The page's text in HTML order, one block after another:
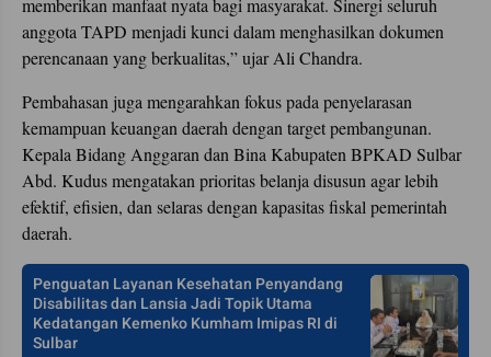
memberikan manfaat nyata bagi masyarakat. Sinergi seluruh
anggota TAPD menjadi kunci dalam menghasilkan dokumen
perencanaan yang berkualitas,” ujar Ali Chandra.
Pembahasan juga mengarahkan fokus pada penyelarasan
kemampuan keuangan daerah dengan target pembangunan.
Kepala Bidang Anggaran dan Bina Kabupaten BPKAD Sulbar
Abd. Kudus mengatakan prioritas belanja disusun agar lebih
efektif, efisien, dan selaras dengan kapasitas fiskal pemerintah
daerah.
Penguatan Layanan Kesehatan Penyandang
Disabilitas dan Lansia Jadi Topik Utama
Kedatangan Kemenko Kumham Imipas RI di
Sulbar